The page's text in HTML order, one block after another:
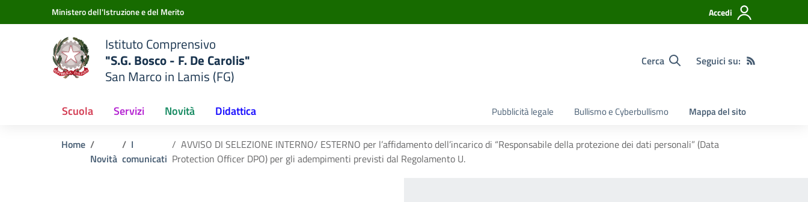
Vai ai contenuti
Vai al menu di navigazioneMinistero dell'Istruzione e del Merito Accedi
Istituto Comprensivo
"S.G. Bosco - F. De Carolis"
San Marco in Lamis (FG)
Cerca Seguici su:
Scuola Servizi Novità Didattica Pubblicità legale Bullismo e Cyberbullismo Mappa del sito
Home
Novità
I
comunicati
AVVISO DI SELEZIONE INTERNO/ ESTERNO per l’affidamento dell’incarico di “Responsabile della protezione dei dati personali” (Data
Protection Officer DPO) per gli adempimenti previsti dal Regolamento U.